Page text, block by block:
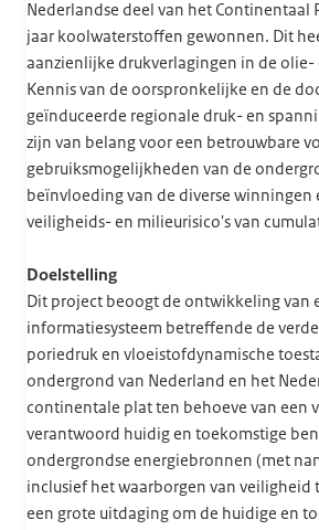
Nederlandse deel van het Continentaal
jaar koolwaterstoffen gewonnen. Dit
aanzienlijke drukverlagingen in de olie-
Kennis van de oorspronkelijke en de
geïnduceerde regionale druk- en
zijn van belang voor een betrouwbare
gebruiksmogelijkheden van de
beïnvloeding van de diverse winningen
veiligheids- en milieurisico's van
Doelstelling
Dit project beoogt de ontwikkeling van
informatiesysteem betreffende de
poriedruk en vloeistofdynamische
ondergrond van Nederland en het
continentale plat ten behoeve van een
verantwoord huidig en toekomstige
ondergrondse energiebronnen (met
inclusief het waarborgen van veiligheid
een grote uitdaging om de huidige en